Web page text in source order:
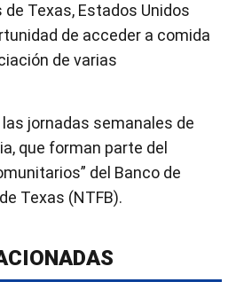
Texas, Estados Unidos
de acceder a comida
de varias
jornadas semanales de
que forman parte del
del Banco de
Texas (NTFB).